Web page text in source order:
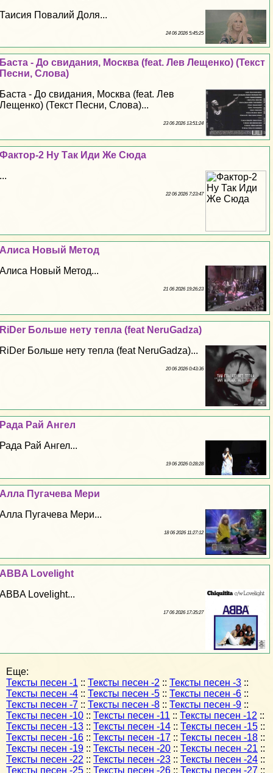
Таисия Повалий Доля...
24 06 2026 5:45:25
Баста - До свидания, Москва (feat. Лев Лещенко) (Текст
Песни, Слова)
Баста - До свидания, Москва (feat. Лев
Лещенко) (Текст Песни, Слова)...
23 06 2026 13:51:24
Фактор-2 Ну Так Иди Же Сюда
...
22 06 2026 7:23:47
Алиса Новый Метод
Алиса Новый Метод...
21 06 2026 19:26:23
RiDer Больше нету тепла (feat NeruGadza)
RiDer Больше нету тепла (feat NeruGadza)...
20 06 2026 0:43:36
Рада Рай Ангел
Рада Рай Ангел...
19 06 2026 0:28:28
Алла Пугачева Мери
Алла Пугачева Мери...
18 06 2026 11:27:12
ABBA Lovelight
ABBA Lovelight...
17 06 2026 17:35:27
Еще:
Тексты песен -1 :: Тексты песен -2 :: Тексты песен -3 ::
Тексты песен -4 :: Тексты песен -5 :: Тексты песен -6 ::
Тексты песен -7 :: Тексты песен -8 :: Тексты песен -9 ::
Тексты песен -10 :: Тексты песен -11 :: Тексты песен -12 ::
Тексты песен -13 :: Тексты песен -14 :: Тексты песен -15 ::
Тексты песен -16 :: Тексты песен -17 :: Тексты песен -18 ::
Тексты песен -19 :: Тексты песен -20 :: Тексты песен -21 ::
Тексты песен -22 :: Тексты песен -23 :: Тексты песен -24 ::
Тексты песен -25 :: Тексты песен -26 :: Тексты песен -27 ::